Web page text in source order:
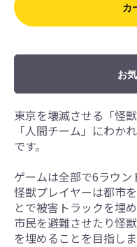
カ
お
東京を壊滅させる「怪
「人間チーム」にわか
です。
ゲームは全部で6ラウン
怪獣プレイヤーは都市
とで被害トラックを埋
市民を避難させたり怪
を埋めることを目指しま